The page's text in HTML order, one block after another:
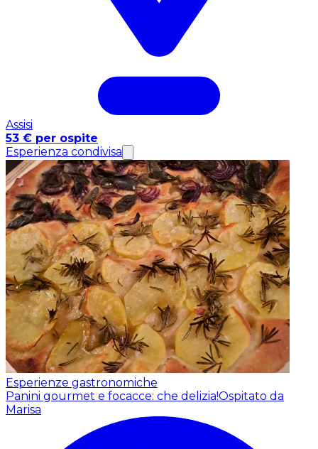
Assisi
53 € per ospite
Esperienza condivisa
Esperienze gastronomiche
Panini gourmet e focacce: che delizia!Ospitato da
Marisa